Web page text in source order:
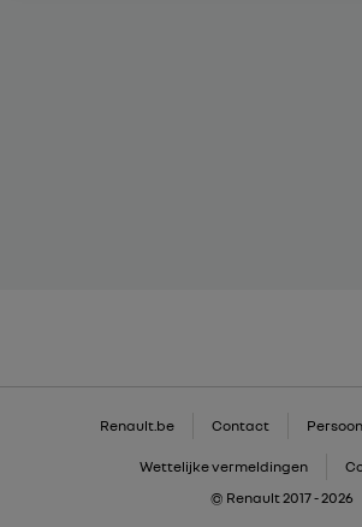
Renault.be Contact
Wettelijke vermeldingen
© Renault 2017 - 2026